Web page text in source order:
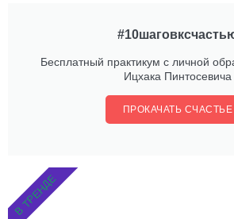
Бесплатный практикум с личной
Ицхака Пинтосевича
ПРОКАЧАТЬ СЧАСТЬЕ
В ТРЕНДЕ